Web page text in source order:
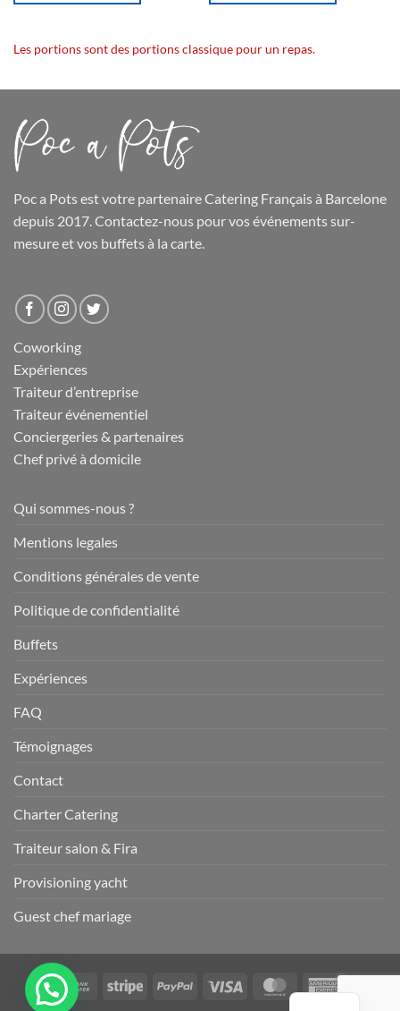
Les portions sont des portions classique pour un repas.
Poc a Potsest votre partenaire Catering Français à Barcelone
depuis 2017. Contactez-nous pour vos événements sur-
mesure etvos buffetsà la carte.
Coworking
Expériences
Traiteur d’entreprise
Traiteur événementiel
Conciergeries & partenaires
Chef privé à domicile
Qui sommes-nous ?
Mentions legales
Conditions générales de vente
Politique de confidentialité
Buffets
Expériences
FAQ
Témoignages
Contact
Charter Catering
Traiteur salon & Fira
Provisioning yacht
Guest chef mariage
VirementRayure PayPal Visa MasterCard